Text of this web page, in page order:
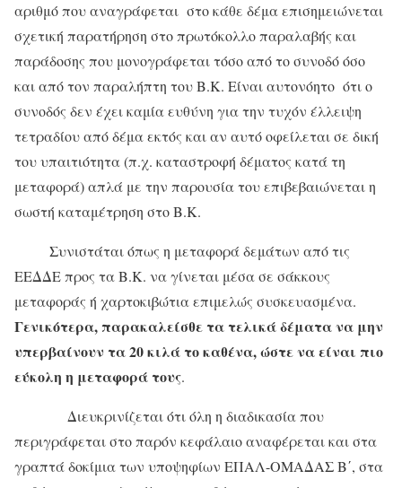
αριθμό που αναγράφεται στο κάθε δέμα επισημειώνεται
σχετική παρατήρηση στο πρωτόκολλο παραλαβής και
παράδοσης που μονογράφεται τόσο από το συνοδό όσο
και από τον παραλήπτη του Β.Κ. Είναι αυτονόητο ότι ο
συνοδός δεν έχει καμία ευθύνη για την τυχόν έλλειψη
τετραδίου από δέμα εκτός και αν αυτό οφείλεται σε δική
του υπαιτιότητα (π.χ. καταστροφή δέματος κατά τη
μεταφορά) απλά με την παρουσία του επιβεβαιώνεται η
σωστή καταμέτρηση στο Β.Κ.
Συνιστάται όπως η μεταφορά δεμάτων από τις
ΕΕΔΔΕ προς τα Β.Κ. να γίνεται μέσα σε σάκκους
μεταφοράς ή χαρτοκιβώτια επιμελώς συσκευασμένα.
Γενικότερα, παρακαλείσθε τα τελικά δέματα να μην
υπερβαίνουν τα 20 κιλά το καθένα, ώστε να είναι πιο
εύκολη η μεταφορά τους.
Διευκρινίζεται ότι όλη η διαδικασία που
περιγράφεται στο παρόν κεφάλαιο αναφέρεται και στα
γραπτά δοκίμια των υποψηφίων ΕΠΑΛ-ΟΜΑΔΑΣ Β΄, στα